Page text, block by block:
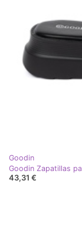
Goodin
43,31 €